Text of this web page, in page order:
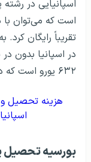
اسپانیایی در رشته
است که می‌توان با
تقریباً رایگان
در اسپانیا بدون
۶۳۲ یورو است که در شهرهای مختلف متفاوت است.
هزینه تحصیل و
اسپانیا
بورسیه تحصیل